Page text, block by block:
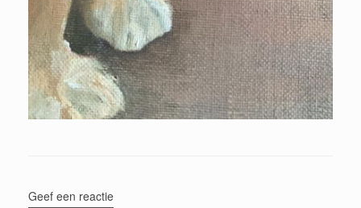
Geef een reactie